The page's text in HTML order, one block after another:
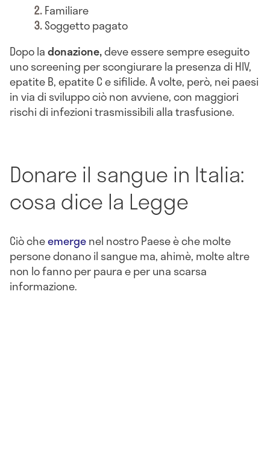
Familiare
Soggetto pagato
Dopo ladonazione,deve essere sempre eseguito
uno screening per scongiurare la presenza di HIV,
epatite B, epatite C e sifilide. A volte, però, nei paesi
in via di sviluppo ciò non avviene, con maggiori
rischi di infezioni trasmissibili alla trasfusione.
Donare il sangue in Italia:
cosa dice la Legge
Ciò cheemergenel nostro Paese è che molte
persone donano il sangue ma, ahimè, molte altre
non lo fanno per paura e per una scarsa
informazione.